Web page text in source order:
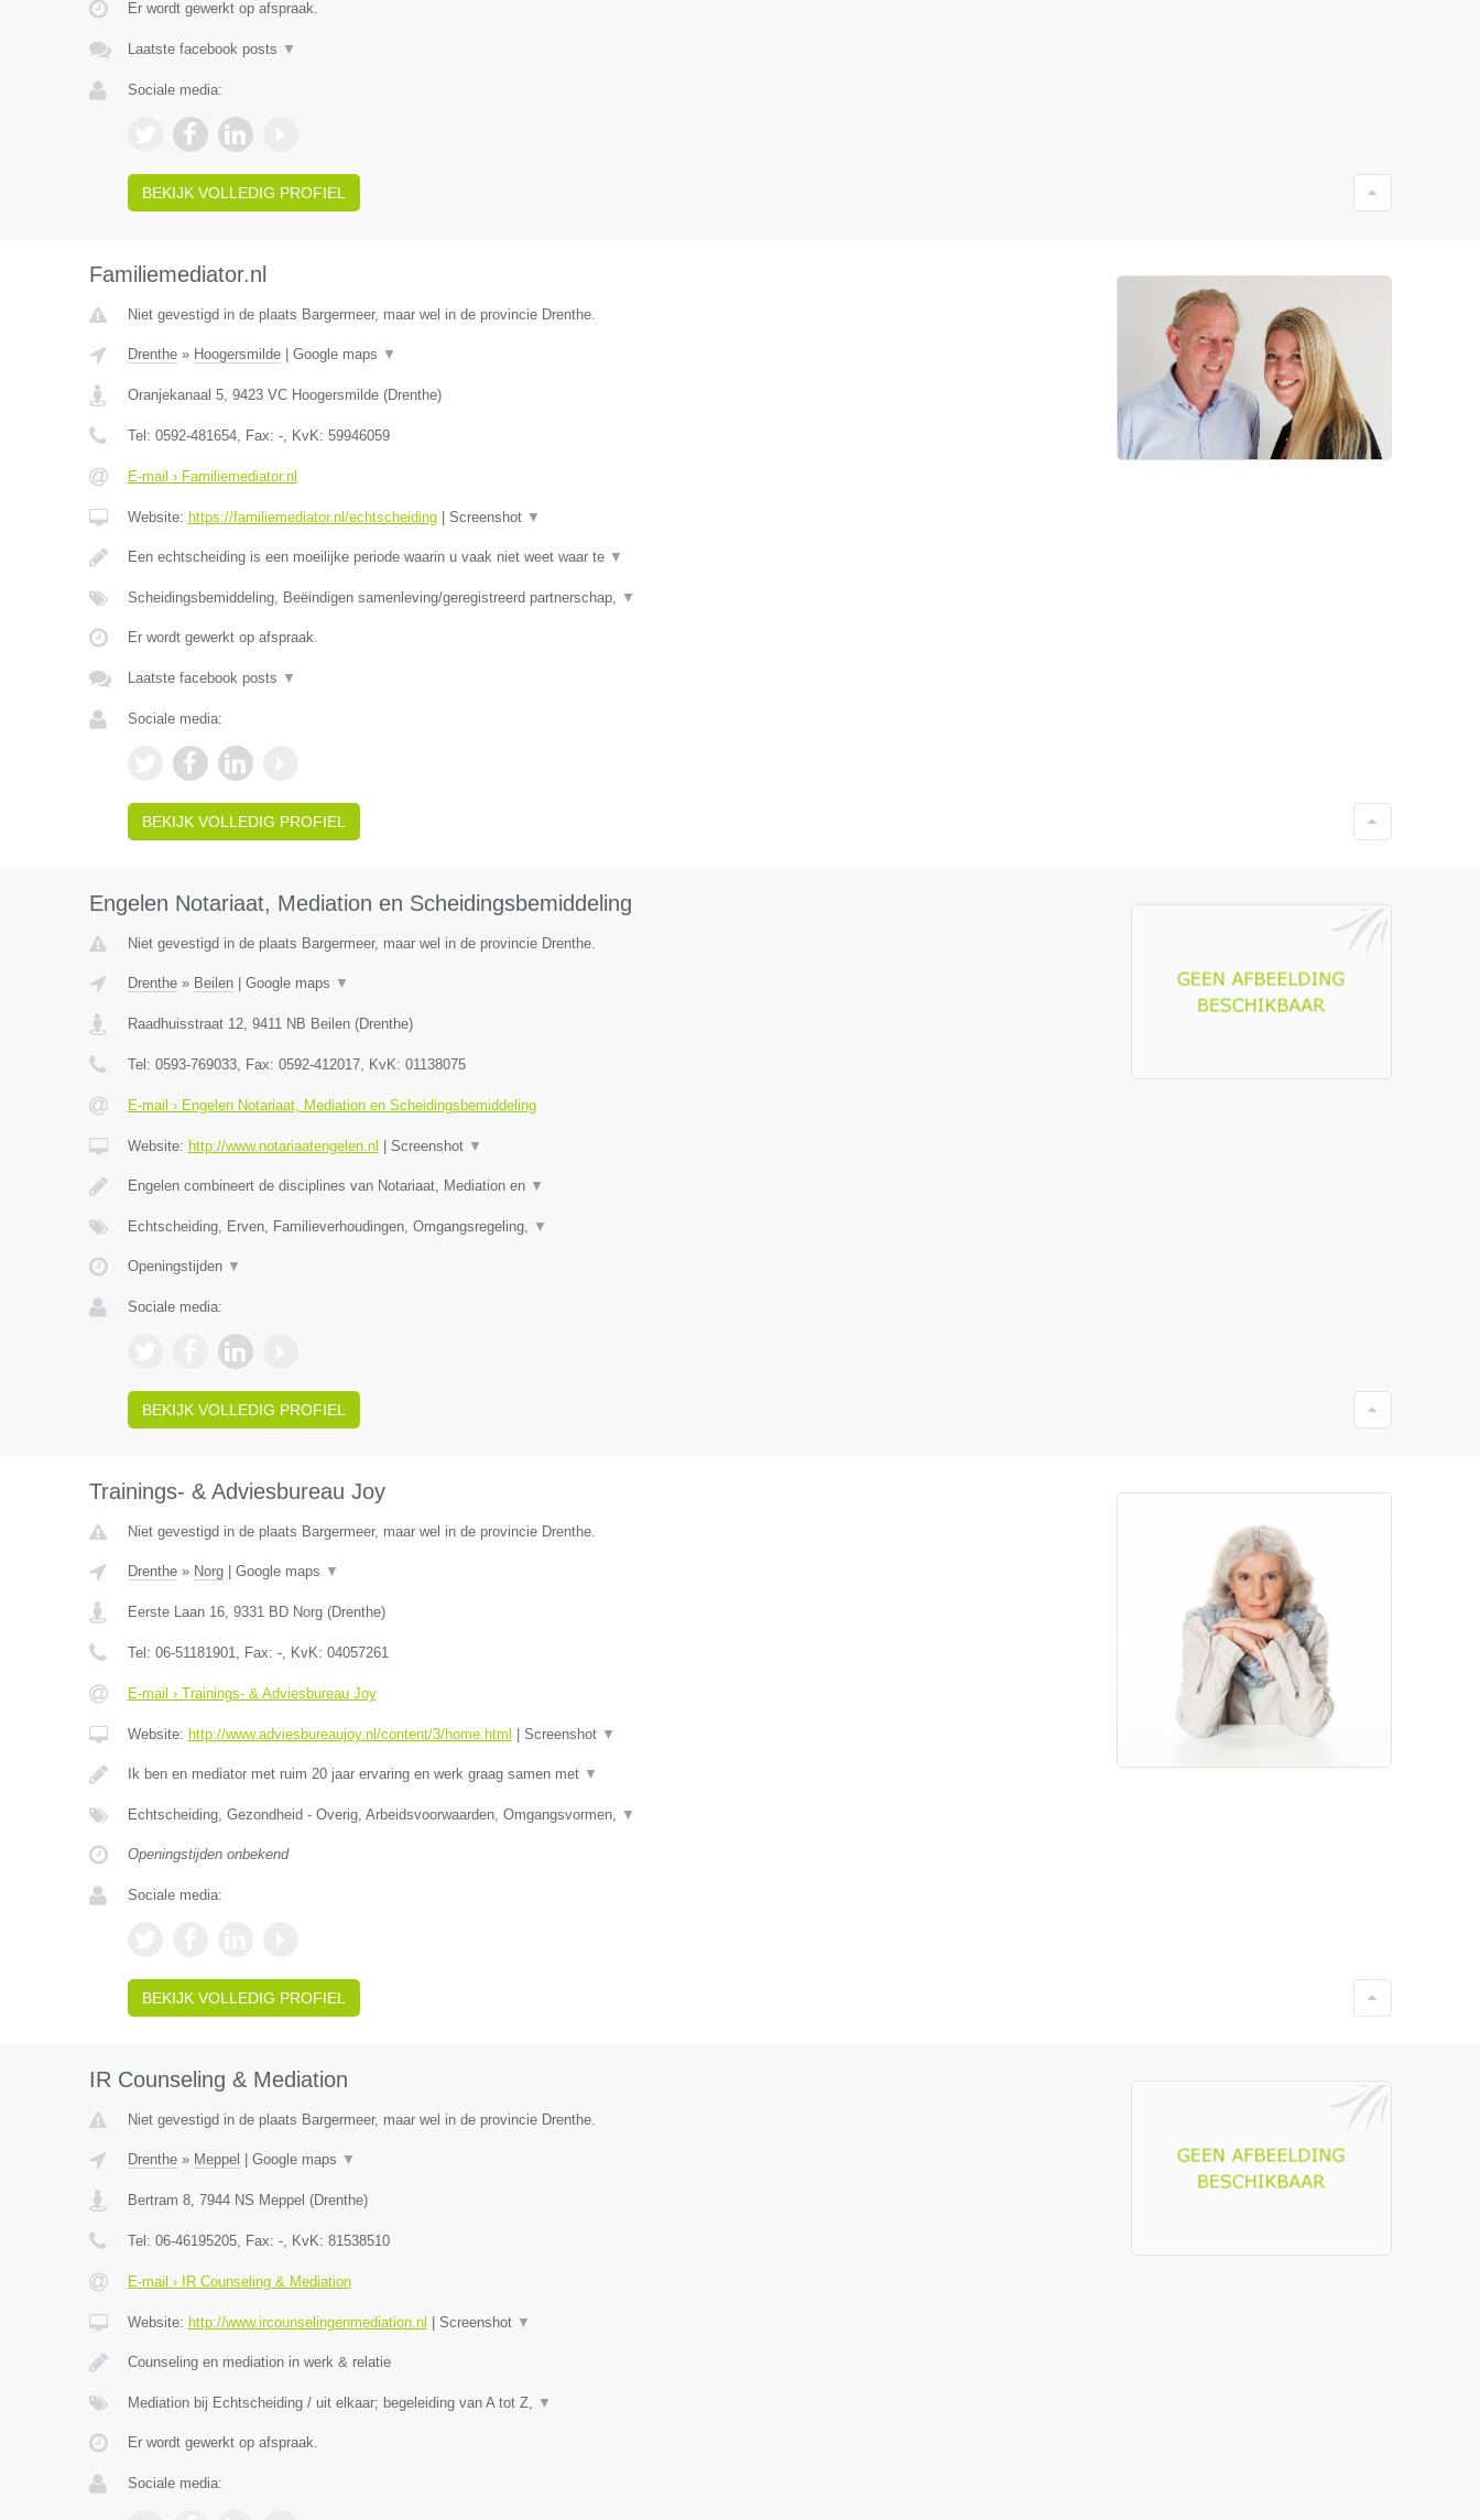
Er wordt gewerkt op afspraak.
Laatste facebook posts ▼
Sociale media:
BEKIJK VOLLEDIG PROFIEL
Familiemediator.nl
Niet gevestigd in de plaats Bargermeer, maar wel in de provincie Drenthe.
Drenthe» Hoogersmilde| Google maps ▼
Oranjekanaal 5, 9423 VC Hoogersmilde(Drenthe)
Tel: 0592-481654, Fax: -, KvK: 59946059
E-mail › Familiemediator.nl
Website: https://familiemediator.nl/echtscheiding| Screenshot ▼
Een echtscheiding is een moeilijke periode waarin u vaak niet weet waar te ▼
Scheidingsbemiddeling, Beëindigen samenleving/geregistreerd partnerschap, ▼
Er wordt gewerkt op afspraak.
Laatste facebook posts ▼
Sociale media:
BEKIJK VOLLEDIG PROFIEL
Engelen Notariaat, Mediation en Scheidingsbemiddeling
Niet gevestigd in de plaats Bargermeer, maar wel in de provincie Drenthe.
Drenthe» Beilen| Google maps ▼
Raadhuisstraat 12, 9411 NB Beilen(Drenthe)
Tel: 0593-769033, Fax: 0592-412017, KvK: 01138075
E-mail › Engelen Notariaat, Mediation en Scheidingsbemiddeling
Website: http://www.notariaatengelen.nl Screenshot ▼
Engelen combineert de disciplines van Notariaat, Mediation en ▼
Echtscheiding, Erven, Familieverhoudingen, Omgangsregeling, ▼
Openingstijden ▼
Sociale media:
BEKIJK VOLLEDIG PROFIEL
Trainings- & Adviesbureau Joy
Niet gevestigd in de plaats Bargermeer, maar wel in de provincie Drenthe.
Drenthe» Norg| Google maps ▼
Eerste Laan 16, 9331 BD Norg(Drenthe)
Tel: 06-51181901, Fax: -, KvK: 04057261
E-mail › Trainings- & Adviesbureau Joy
Website: http://www.adviesbureaujoy.nl/content/3/home.html Screenshot ▼
Ik ben en mediator met ruim 20 jaar ervaring en werk graag samen met ▼
Echtscheiding, Gezondheid - Overig, Arbeidsvoorwaarden, Omgangsvormen, ▼
Openingstijden onbekend
Sociale media:
BEKIJK VOLLEDIG PROFIEL
IR Counseling & Mediation
Niet gevestigd in de plaats Bargermeer, maar wel in de provincie Drenthe.
Drenthe» Meppel Google maps ▼
Bertram 8, 7944 NS Meppel (Drenthe)
Tel: 06-46195205, Fax: -, KvK: 81538510
E-mail › IR Counseling & Mediation
Website: http://www.ircounselingenmediation.nl Screenshot ▼
Counseling en mediation in werk & relatie
Mediation bij Echtscheiding / uit elkaar; begeleiding van A tot Z, ▼
Er wordt gewerkt op afspraak.
Sociale media: